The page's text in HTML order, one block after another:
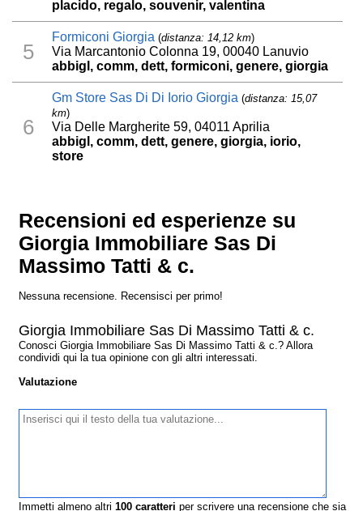
placido, regalo, souvenir, valentina
5
Formiconi Giorgia (distanza: 14,12 km)
Via Marcantonio Colonna 19, 00040 Lanuvio
abbigl, comm, dett, formiconi, genere, giorgia
6
Gm Store Sas Di Di Iorio Giorgia (distanza: 15,07
km)
Via Delle Margherite 59, 04011 Aprilia
abbigl, comm, dett, genere, giorgia, iorio,
store
Recensioni ed esperienze su
Giorgia Immobiliare Sas Di
Massimo Tatti & c.
Nessuna recensione. Recensisci per primo!
Giorgia Immobiliare Sas Di Massimo Tatti & c.
Conosci Giorgia Immobiliare Sas Di Massimo Tatti & c.? Allora
condividi qui la tua opinione con gli altri interessati.
Valutazione
Immetti almeno altri100 caratteri per scrivere una recensione che sia